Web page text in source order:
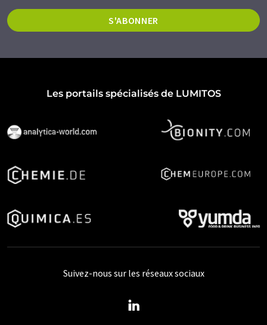
S'ABONNER
Les portails spécialisés de LUMITOS
Suivez-nous sur les réseaux sociaux